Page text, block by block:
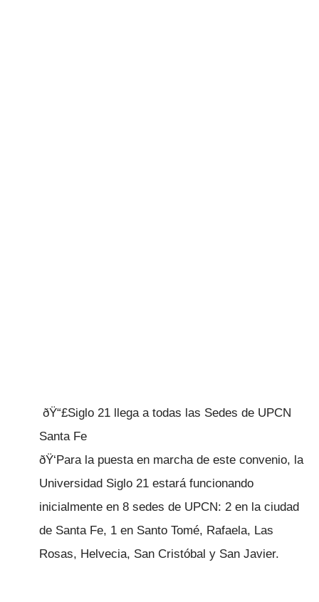
ðŸ“£Siglo 21 llega a todas las Sedes de UPCN
Santa Fe
ðŸ‘Para la puesta en marcha de este convenio, la
Universidad Siglo 21 estará funcionando
inicialmente en 8 sedes de UPCN: 2 en la ciudad
de Santa Fe, 1 en Santo Tomé, Rafaela, Las
Rosas, Helvecia, San Cristóbal y San Javier.